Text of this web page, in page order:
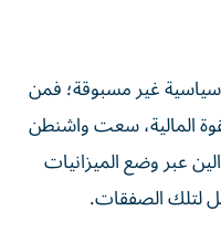
سياسية غير مسبوقة؛ فمن
المالية، سعت واشنطن
عبر وضع الميزانيات
لتلك الصفقات.